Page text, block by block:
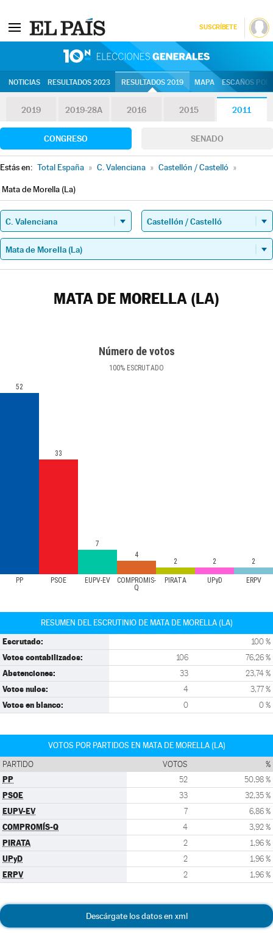
SUSCRÍBETE
NOTICIAS RESULTADOS 2023 RESULTADOS 2019 MAPA ESCAÑOS
2019 2019-28A 2016 2015 2011
CONGRESO SENADO
Estás en: Total España » C. Valenciana » Castellón / Castelló »
Mata de Morella (La)
MATA DE MORELLA (LA)
Número de votos
100% ESCRUTADO
PP PSOE EUPV-EV
COMPROMÍS-
Q
PIRATA UPyD ERPV
52
33
7
4
2 2 2
RESUMEN DEL ESCRUTINIO DE MATA DE MORELLA (LA)
Escrutado: 100 %
Votos contabilizados: 106 76,26 %
Abstenciones: 33 23,74 %
Votos nulos: 4 3,77 %
Votos en blanco: 0 0 %
VOTOS POR PARTIDOS EN MATA DE MORELLA (LA)
PARTIDO VOTOS %
PP 52 50,98 %
PSOE 33 32,35 %
EUPV-EV 7 6,86 %
COMPROMÍS-Q 4 3,92 %
PIRATA 2 1,96 %
UPyD 2 1,96 %
ERPV 2 1,96 %
Descárgate los datos en xml